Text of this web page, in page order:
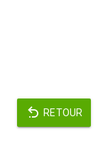
RETOUR